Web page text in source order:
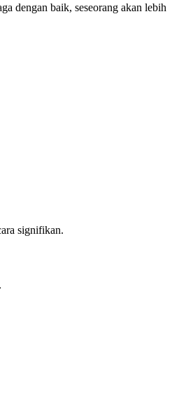
dengan baik, seseorang akan lebih
signifikan.